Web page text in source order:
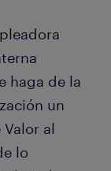
haga de la
un
al
lo